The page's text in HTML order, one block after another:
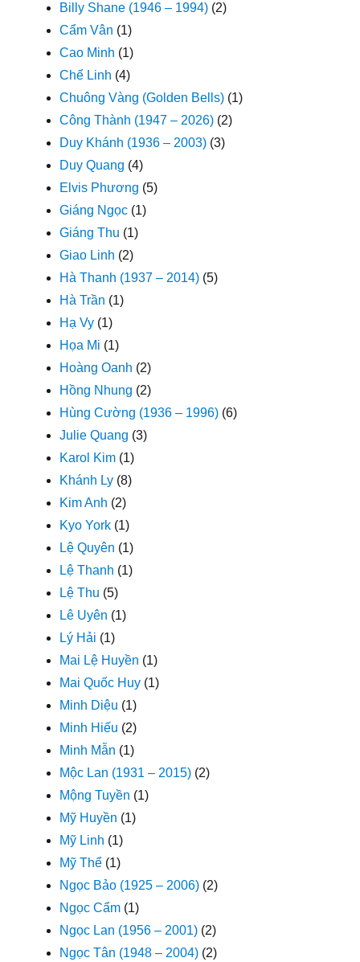
Billy Shane (1946 – 1994) (2)
Cẩm Vân (1)
Cao Minh (1)
Chế Linh (4)
Chuông Vàng (Golden Bells) (1)
Công Thành (1947 – 2026) (2)
Duy Khánh (1936 – 2003) (3)
Duy Quang (4)
Elvis Phương (5)
Giáng Ngọc (1)
Giáng Thu (1)
Giao Linh (2)
Hà Thanh (1937 – 2014) (5)
Hà Trần (1)
Hạ Vy (1)
Họa Mi (1)
Hoàng Oanh (2)
Hồng Nhung (2)
Hùng Cường (1936 – 1996) (6)
Julie Quang (3)
Karol Kim (1)
Khánh Ly (8)
Kim Anh (2)
Kyo York (1)
Lệ Quyên (1)
Lệ Thanh (1)
Lệ Thu (5)
Lê Uyên (1)
Lý Hải (1)
Mai Lệ Huyền (1)
Mai Quốc Huy (1)
Minh Diệu (1)
Minh Hiếu (2)
Minh Mẫn (1)
Mộc Lan (1931 – 2015) (2)
Mộng Tuyền (1)
Mỹ Huyền (1)
Mỹ Linh (1)
Mỹ Thể (1)
Ngọc Bảo (1925 – 2006) (2)
Ngọc Cẩm (1)
Ngọc Lan (1956 – 2001) (2)
Ngọc Tân (1948 – 2004) (2)